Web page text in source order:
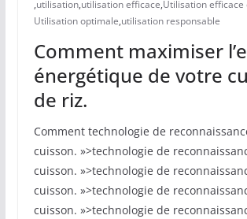
,utilisation,utilisation efficace,Utilisation efficace
Utilisation optimale,utilisation responsable
Comment maximiser
énergétique de votre
de riz.
Comment technologie de
cuisson. »>technologie de
cuisson. »>technologie de
cuisson. »>technologie de
cuisson. »>technologie de